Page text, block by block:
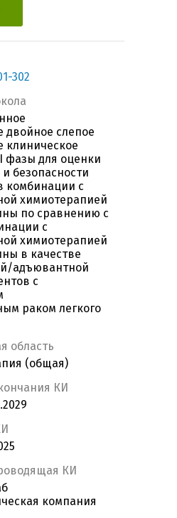
302
двойное слепое
клиническое
фазы для оценки
безопасности
комбинации с
химиотерапией
по сравнению с
с
химиотерапией
в качестве
адъювантной
с
раком легкого
область
(общая)
КИ
КИ
компания